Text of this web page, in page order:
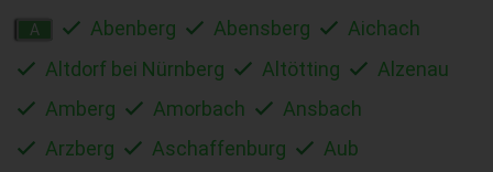
A Abenberg Abensberg
Aichach
Altdorf bei Nürnberg
Altötting
Alzenau
Amberg
Amorbach
Ansbach
Arzberg
Aschaffenburg
Aub